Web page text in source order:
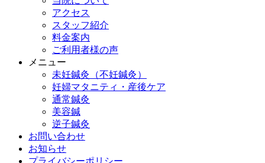
アクセス
スタッフ紹介
料金案内
ご利用者様の声
メニュー
未妊鍼灸（不妊鍼灸）
妊婦マタニティ・産後ケア
通常鍼灸
美容鍼
逆子鍼灸
お問い合わせ
お知らせ